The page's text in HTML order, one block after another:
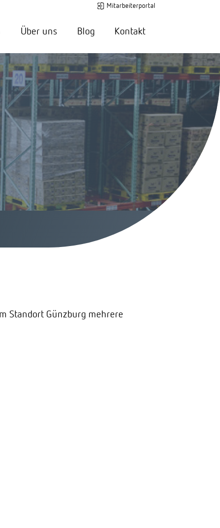
Mitarbeiterportal
Über uns Blog Kontakt
Standort Günzburg mehrere